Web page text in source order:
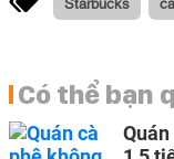
Có thể bạn